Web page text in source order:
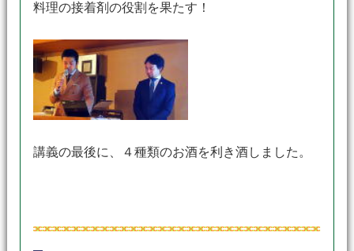
料理の接着剤の役割を果たす！
講義の最後に、４種類のお酒を利き酒しました。